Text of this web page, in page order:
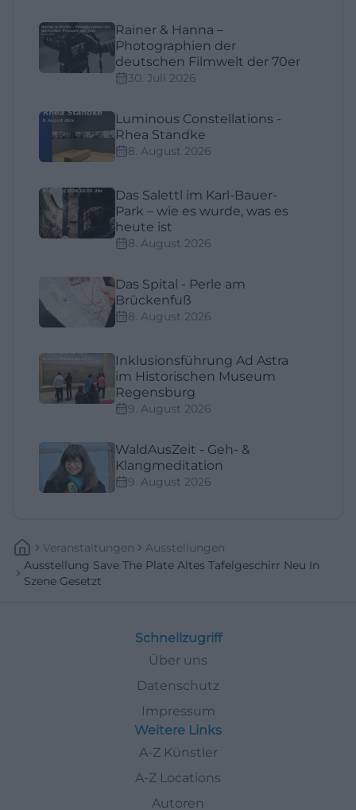
Rainer & Hanna –
Photographien der
deutschen Filmwelt der 70er
30. Juli 2026
Luminous Constellations -
Rhea Standke
8. August 2026
Das Salettl im Karl-Bauer-
Park – wie es wurde, was es
heute ist
8. August 2026
Das Spital - Perle am
Brückenfuß
8. August 2026
Inklusionsführung Ad Astra
im Historischen Museum
Regensburg
9. August 2026
WaldAusZeit - Geh- &
Klangmeditation
9. August 2026
Veranstaltungen
Ausstellungen
Ausstellung Save The Plate Altes Tafelgeschirr Neu In
Szene Gesetzt
Schnellzugriff
Über uns
Datenschutz
Impressum
Weitere Links
A-Z Künstler
A-Z Locations
Autoren